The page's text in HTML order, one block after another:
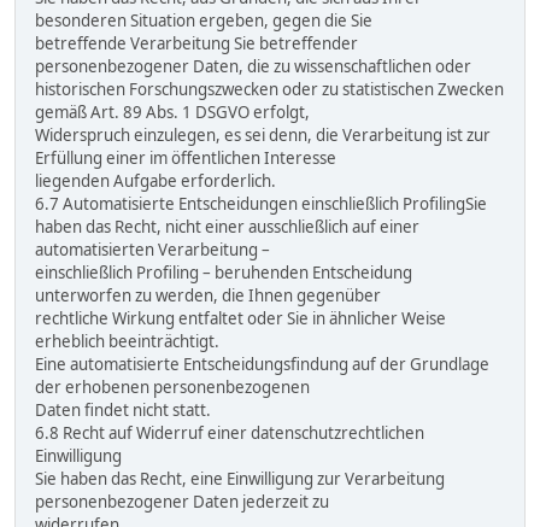
besonderen Situation ergeben, gegen die Sie
betreffende Verarbeitung Sie betreffender
personenbezogener Daten, die zu wissenschaftlichen oder
historischen Forschungszwecken oder zu statistischen Zwecken
gemäß Art. 89 Abs. 1 DSGVO erfolgt,
Widerspruch einzulegen, es sei denn, die Verarbeitung ist zur
Erfüllung einer im öffentlichen Interesse
liegenden Aufgabe erforderlich.
6.7 Automatisierte Entscheidungen einschließlich ProfilingSie
haben das Recht, nicht einer ausschließlich auf einer
automatisierten Verarbeitung –
einschließlich Profiling – beruhenden Entscheidung
unterworfen zu werden, die Ihnen gegenüber
rechtliche Wirkung entfaltet oder Sie in ähnlicher Weise
erheblich beeinträchtigt.
Eine automatisierte Entscheidungsfindung auf der Grundlage
der erhobenen personenbezogenen
Daten findet nicht statt.
6.8 Recht auf Widerruf einer datenschutzrechtlichen
Einwilligung
Sie haben das Recht, eine Einwilligung zur Verarbeitung
personenbezogener Daten jederzeit zu